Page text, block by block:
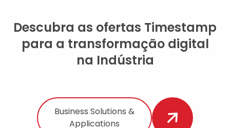
Descubra as ofertas Timestamp
para a transformação digital
na Indústria
Business Solutions &
Applications